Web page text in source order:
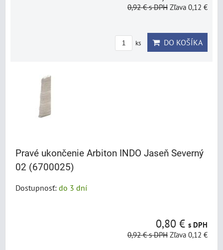
0,92 €s DPH Zľava 0,12 €
ks DO KOŠÍKA
Pravé ukončenie Arbiton INDO Jaseň Severný
02 (6700025)
Dostupnosť: do 3 dní
0,80 € s DPH
0,92 €s DPH Zľava 0,12 €